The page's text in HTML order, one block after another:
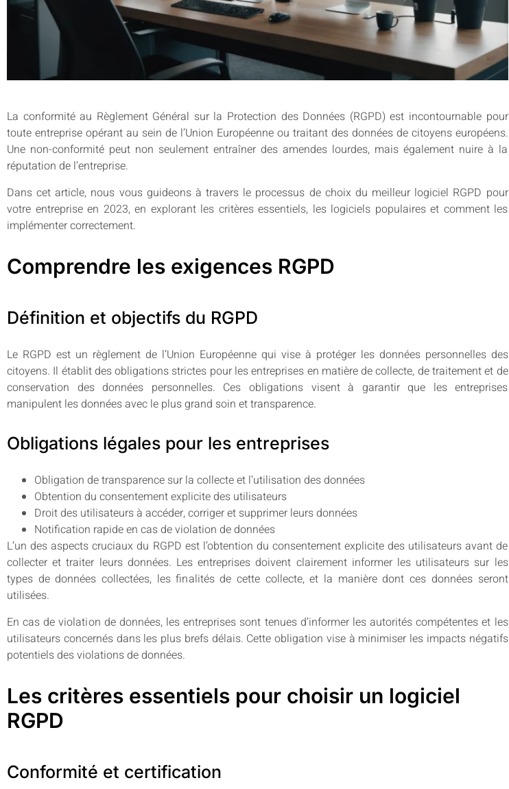
La conformité au Règlement Général sur la Protection des Données (RGPD) est incontournable pour
toute entreprise opérant au sein de l’Union Européenne ou traitant des données de citoyens européens.
Une non-conformité peut non seulement entraîner des amendes lourdes, mais également nuire à la
réputation de l’entreprise.
Dans cet article, nous vous guideons à travers le processus de choix du meilleur logiciel RGPD pour
votre entreprise en 2023, en explorant les critères essentiels, les logiciels populaires et comment les
implémenter correctement.
Comprendre les exigences RGPD
Définition et objectifs du RGPD
Le RGPD est un règlement de l’Union Européenne qui vise à protéger les données personnelles des
citoyens. Il établit des obligations strictes pour les entreprises en matière de collecte, de traitement et de
conservation des données personnelles. Ces obligations visent à garantir que les entreprises
manipulent les données avec le plus grand soin et transparence.
Obligations légales pour les entreprises
Obligation de transparence sur la collecte et l’utilisation des données
Obtention du consentement explicite des utilisateurs
Droit des utilisateurs à accéder, corriger et supprimer leurs données
Notification rapide en cas de violation de données
L’un des aspects cruciaux du RGPD est l’obtention du consentement explicite des utilisateurs avant de
collecter et traiter leurs données. Les entreprises doivent clairement informer les utilisateurs sur les
types de données collectées, les finalités de cette collecte, et la manière dont ces données seront
utilisées.
En cas de violation de données, les entreprises sont tenues d’informer les autorités compétentes et les
utilisateurs concernés dans les plus brefs délais. Cette obligation vise à minimiser les impacts négatifs
potentiels des violations de données.
Les critères essentiels pour choisir un logiciel
RGPD
Conformité et certification